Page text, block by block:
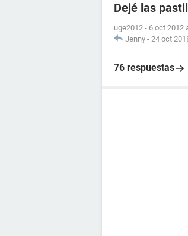
Dejé las
uge2012 - 6 oct 2012
Jenny - 24 oct
76 respuestas